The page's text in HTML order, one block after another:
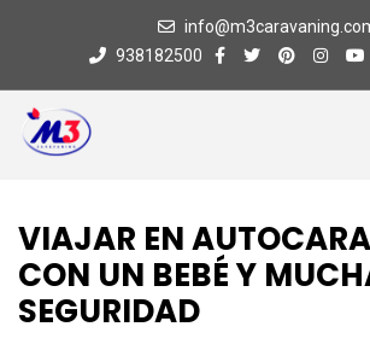
938182500
VIAJAR EN
CON UN BEBÉ Y
SEGURIDAD